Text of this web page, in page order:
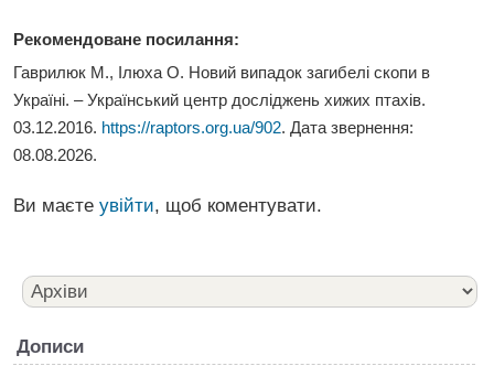
Рекомендоване посилання:
Гаврилюк М., Ілюха О. Новий випадок загибелі скопи в
Україні. – Український центр досліджень хижих птахів.
03.12.2016. https://raptors.org.ua/902. Дата звернення:
08.08.2026.
Ви маєте увійти, щоб коментувати.
Дописи